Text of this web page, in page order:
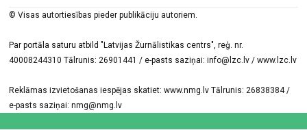
© Visas autortiesības pieder publikāciju autoriem.
Par portāla saturu atbild "Latvijas Žurnālistikas centrs", reģ. nr.
40008244310 Tālrunis: 26901441 / e-pasts saziņai: info@lzc.lv / www.lzc.lv
Reklāmas izvietošanas iespējas skatiet: www.nmg.lv Tālrunis: 26838384 /
e-pasts saziņai: nmg@nmg.lv